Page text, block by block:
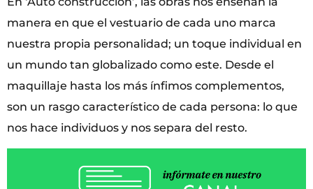
manera en que el vestuario de cada uno marca
nuestra propia personalidad; un toque individual en
un mundo tan globalizado como este. Desde el
maquillaje hasta los más ínfimos complementos,
son un rasgo característico de cada persona: lo que
nos hace individuos y nos separa del resto.